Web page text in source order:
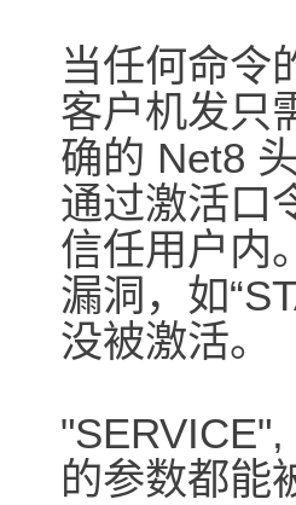
当任何命令
客户机发只
确的 Net8
通过激活口
信任用户内
漏洞，如
没被激活。
的参数都能